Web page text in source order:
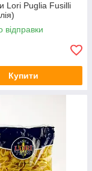
Lori Puglia Fusilli
відправки
Купити